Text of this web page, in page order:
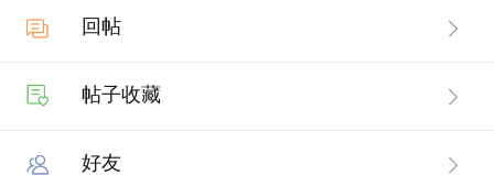
回帖
帖子收藏
好友